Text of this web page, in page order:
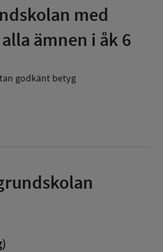
med
ämnen i åk 6
godkänt betyg